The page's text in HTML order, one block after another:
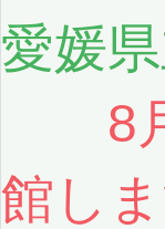
愛媛
8
館しま